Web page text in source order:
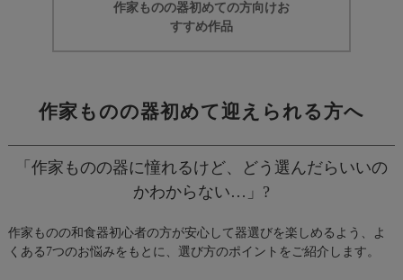
作家ものの器初めての方向けお
すすめ作品
作家ものの器初めて迎えられる方へ
「作家ものの器に憧れるけど、どう選んだらいいの
かわからない…」?
作家ものの和食器初心者の方が安心して器選びを楽しめるよう、よ
くある7つのお悩みをもとに、選び方のポイントをご紹介します。